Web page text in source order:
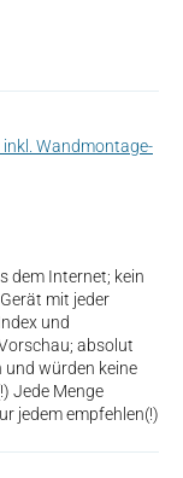
Wandmontage-
dem Internet; kein
mit jeder
und
absolut
und würden keine
Jede Menge
jedem empfehlen(!)